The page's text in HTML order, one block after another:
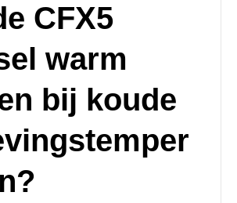
CFX5
warm
bij koude